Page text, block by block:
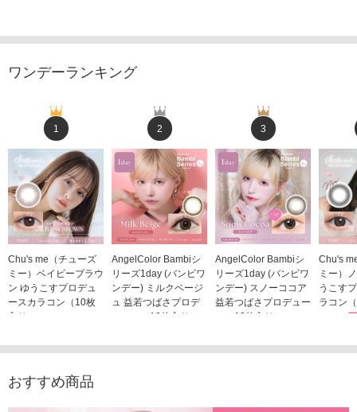
ワンデーランキング
1
Chu's me（チューズ
ミー）ベイビーブラウ
ン ゆうこすプロデュ
ースカラコン（10枚
入り）
2
AngelColor Bambiシ
リーズ1day (バンビワ
ンデー) ミルクベージ
ュ 益若つばさプロデ
ュース（10枚入り）
3
AngelColor Bambiシ
リーズ1day (バンビワ
ンデー) スノーココア
益若つばさプロデュー
ス（10枚入り）
Chu's
ミー）
うこす
ラコン
1,705
おすすめ商品